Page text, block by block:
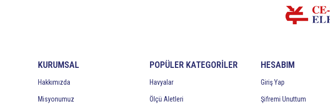
KURUMSAL
Hakkımızda
Misyonumuz
POPÜLER KATEGORİLER
Havyalar
Ölçü Aletleri
HESABIM
Giriş Yap
Şifremi Unuttum